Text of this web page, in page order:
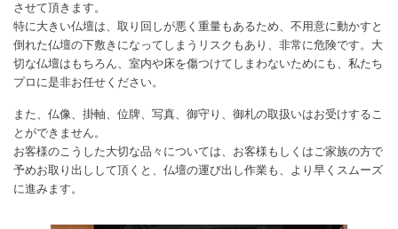
させて頂きます。
特に大きい仏壇は、取り回しが悪く重量もあるため、不用意に動かすと
倒れた仏壇の下敷きになってしまうリスクもあり、非常に危険です。大
切な仏壇はもちろん、室内や床を傷つけてしまわないためにも、私たち
プロに是非お任せください。
また、仏像、掛軸、位牌、写真、御守り、御札の取扱いはお受けするこ
とができません。
お客様のこうした大切な品々については、お客様もしくはご家族の方で
予めお取り出しして頂くと、仏壇の運び出し作業も、より早くスムーズ
に進みます。